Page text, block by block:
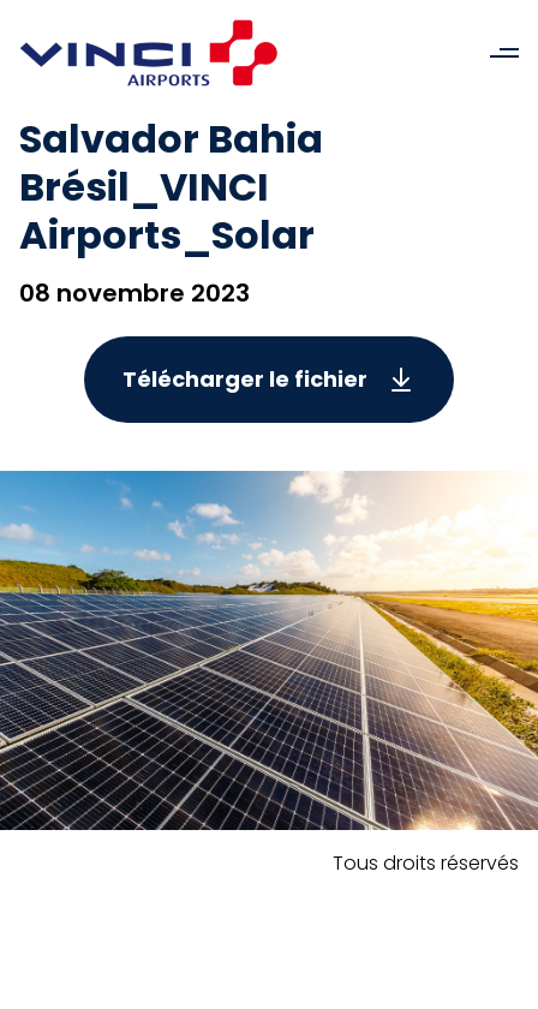
Salvador Bahia
Brésil_VINCI
Airports_Solar
08 novembre 2023
Télécharger le fichier
Tous droits réservés